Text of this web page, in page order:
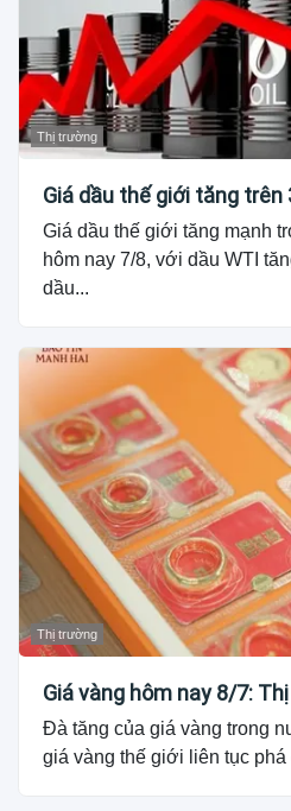
Thị trường
Giá dầu thế giới tăng trên
Giá dầu thế giới tăng mạnh
hôm nay 7/8, với dầu WTI
dầu...
Thị trường
Giá vàng hôm nay 8/7:
Đà tăng của giá vàng trong
giá vàng thế giới liên tục phá